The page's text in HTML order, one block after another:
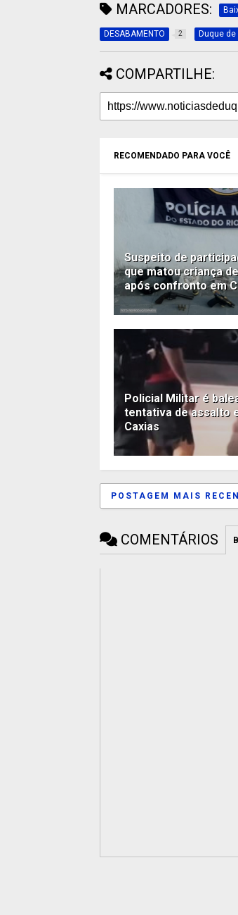
MARCADORES:
DESABAMENTO 2 Duque
COMPARTILHE:
RECOMENDADO PARA VOCÊ
Suspeito de
que matou criança
após confronto em
Policial Militar é
tentativa de assalto
Caxias
POSTAGEM MAIS
COMENTÁRIOS